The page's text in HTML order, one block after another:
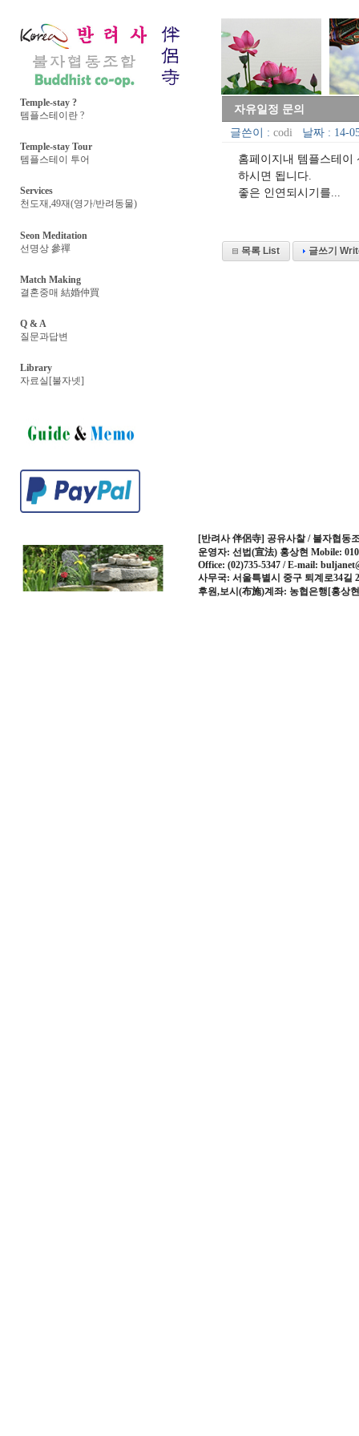
Temple-stay ?
템플스테이란 ?
Temple-stay Tour
템플스테이 투어
Services
천도재,49재(영가/반려동물)
Seon Meditation
선명상 參禪
Match Making
결혼중매 結婚仲買
Q & A
질문과답변
Library
자료실[불자넷]
자유일정 문의
글쓴이 : codi 날짜 : 14-
홈페이지내 템플스테이
하시면 됩니다.
좋은 인연되시기를...
목록 List 글쓰기
[반려사 伴侶寺] 공유사찰 / 불자협동
운영자: 선법(宣法) 홍상현 Mobile:
Office: (02)735-5347 / E-mail:
사무국: 서울특별시 중구 퇴계로34길
후원,보시(布施)계좌: 농협은행[홍상